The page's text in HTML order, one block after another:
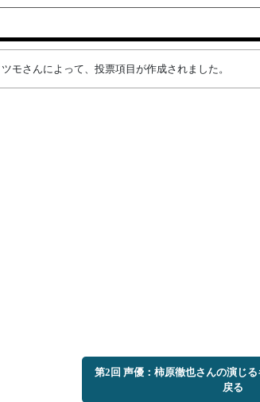
モさんによって、投票項目が作成されました。
第2回 声優：柿原徹也さんの演じ
戻る